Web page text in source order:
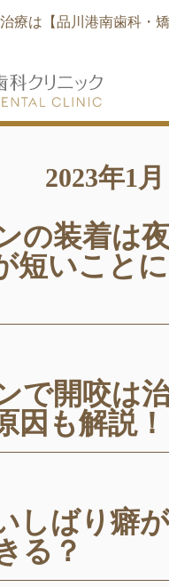
療は【品川港南歯科・
2023年1月
の装着は
短いこと
で開咬は
因も解
しばり癖
る？